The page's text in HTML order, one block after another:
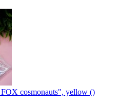
cosmonauts", yellow ()